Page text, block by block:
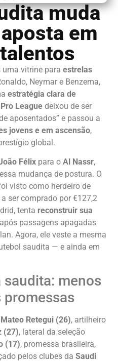
muda
em
uma vitrine para estrelas
Neymar e Benzema,
estratégia clara de
League deixou de ser
aposentados” e passou a
jovens e em ascensão,
global.
Félix para o Al Nassr,
mudança de postura. O
visto como herdeiro de
ser comprado por €127,2
tenta reconstruir sua
após passagens apagadas
Agora, ele veste a mesma
saudita — e ainda em
saudita: menos
promessas
Mateo Retegui (26), artilheiro
(27), lateral da seleção
(17), promessa brasileira,
pelos clubes da Saudi